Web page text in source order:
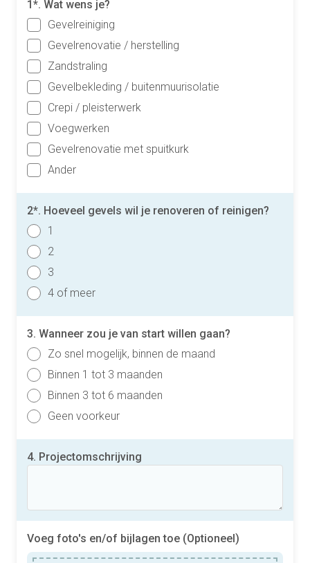
1*. Wat wens je?
Gevelreiniging
Gevelrenovatie / herstelling
Zandstraling
Gevelbekleding / buitenmuurisolatie
Crepi / pleisterwerk
Voegwerken
Gevelrenovatie met spuitkurk
Ander
2*. Hoeveel gevels wil je renoveren of reinigen?
1
2
3
4 of meer
3. Wanneer zou je van start willen gaan?
Zo snel mogelijk, binnen de maand
Binnen 1 tot 3 maanden
Binnen 3 tot 6 maanden
Geen voorkeur
4. Projectomschrijving
Voeg foto's en/of bijlagen toe (Optioneel)